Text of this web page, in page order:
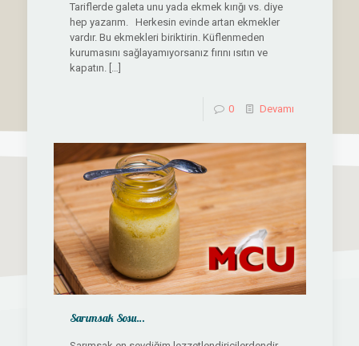
Tariflerde galeta unu yada ekmek kırığı vs. diye
hep yazarım. Herkesin evinde artan ekmekler
vardır. Bu ekmekleri biriktirin. Küflenmeden
kurumasını sağlayamıyorsanız fırını ısıtın ve
kapatın.[…]
0 Devamı
Sarımsak Sosu…